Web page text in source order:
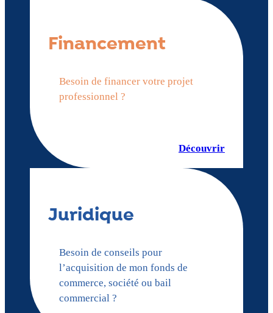
Financement
Besoin de financer votre projet
professionnel ?
Découvrir
Juridique
Besoin de conseils pour
l’acquisition de mon fonds de
commerce, société ou bail
commercial ?